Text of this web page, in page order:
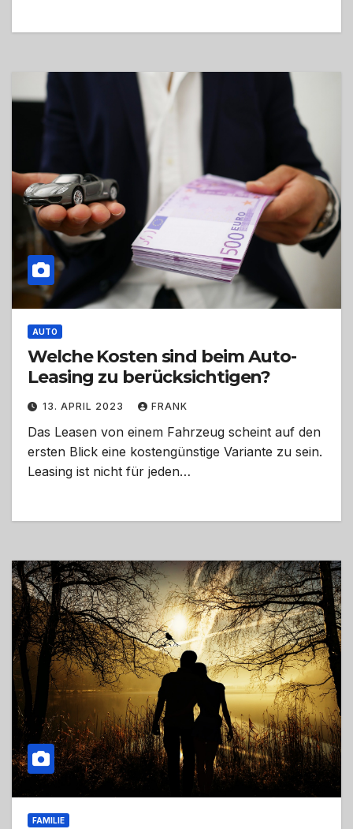
AUTO
Welche Kosten sind beim Auto-
Leasing zu berücksichtigen?
13. APRIL 2023 FRANK
Das Leasen von einem Fahrzeug scheint auf den
ersten Blick eine kostengünstige Variante zu sein.
Leasing ist nicht für jeden…
FAMILIE